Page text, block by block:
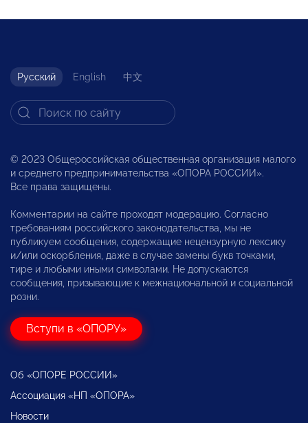
Русский English 中文
© 2023 Общероссийская общественная организация малого
и среднего предпринимательства «ОПОРА РОССИИ».
Все права защищены.
Комментарии на сайте проходят модерацию. Согласно
требованиям российского законодательства, мы не
публикуем сообщения, содержащие нецензурную лексику
и/или оскорбления, даже в случае замены букв точками,
тире и любыми иными символами. Не допускаются
сообщения, призывающие к межнациональной и социальной
розни.
Вступи в «ОПОРУ»
Об «ОПОРЕ РОССИИ»
Ассоциация «НП «ОПОРА»
Новости